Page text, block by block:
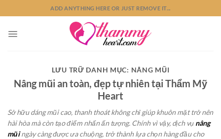
qua
dung
ADD ANYTHING HERE OR JUST REMOVE IT...
LƯU TRỮ DANH MỤC: NÂNG MŨI
Nâng mũi an toàn, đẹp tự nhiên tại Thẩm Mỹ
Heart
Sở hữu dáng mũi cao, thanh thoát không chỉ giúp khuôn mặt trở nên
hài hòa mà còn tạo điểm nhấn ấn tượng. Chính vì vậy, dịch vụ nâng
mũingày càng được ưa chuộng, trở thành lựa chọn hàng đầu cho